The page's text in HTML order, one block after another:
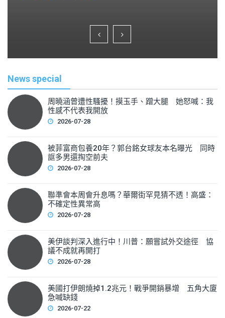
b
o
k
ar
e
News special
周曉涵曾遭性騷擾！摸玉手、蹭大腿 她怒喊：我
性感不代表我開放
2026-07-28
被菲富商包養20年？郭台銘女球友本名曝光 同時
誆多男還掏空前夫
2026-07-28
聯準會本周會升息嗎？華爾街罕見猜不透！高盛：
不確定性異常高
2026-07-28
美伊談判深入進行中！川普：願嘗試外交途徑 協
議不成就再開打
2026-07-28
美國打伊朗燒掉1.2兆元！戰爭開銷暴增 五角大廈
急喊缺錢
2026-07-22